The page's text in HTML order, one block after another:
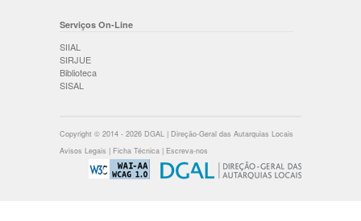
Serviços On-Line
SIIAL
SIRJUE
Biblioteca
SISAL
Copyright © 2014 - 2026 DGAL | Direção-Geral das Autarquias Locais
Avisos Legais | Ficha Técnica | Escreva-nos